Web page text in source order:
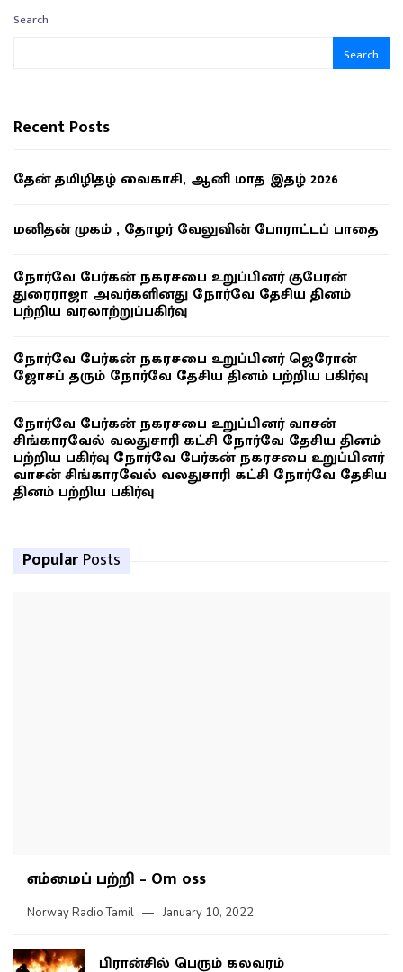
Search
Search
Recent Posts
தேன் தமிழிதழ் வைகாசி, ஆனி மாத இதழ் 2026
மனிதன் முகம் , தோழர் வேலுவின் போராட்டப் பாதை
நோர்வே பேர்கன் நகரசபை உறுப்பினர் குபேரன்
துரைராஜா அவர்களினது நோர்வே தேசிய தினம்
பற்றிய வரலாற்றுப்பகிர்வு
நோர்வே பேர்கன் நகரசபை உறுப்பினர் ஜெரோன்
ஜோசப் தரும் நோர்வே தேசிய தினம் பற்றிய பகிர்வு
நோர்வே பேர்கன் நகரசபை உறுப்பினர் வாசன்
சிங்காரவேல் வலதுசாரி கட்சி நோர்வே தேசிய தினம்
பற்றிய பகிர்வு நோர்வே பேர்கன் நகரசபை உறுப்பினர்
வாசன் சிங்காரவேல் வலதுசாரி கட்சி நோர்வே தேசிய
தினம் பற்றிய பகிர்வு
Popular Posts
எம்மைப் பற்றி – Om oss
Norway Radio Tamil January 10, 2022
பிரான்சில் பெரும் கலவரம்